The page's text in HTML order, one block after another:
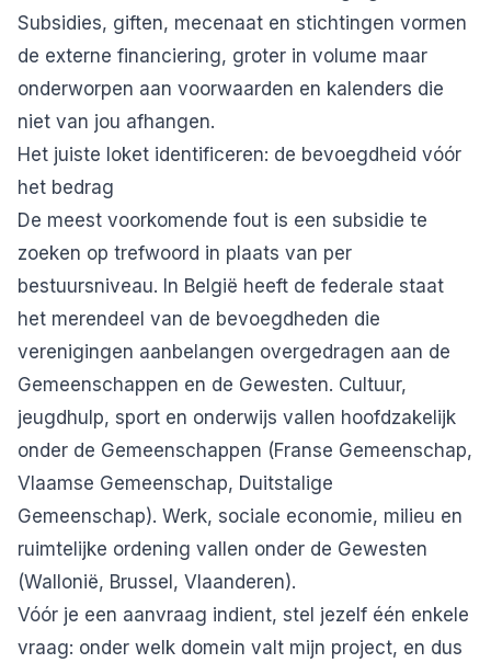
Subsidies, giften, mecenaat en stichtingen vormen
de externe financiering, groter in volume maar
onderworpen aan voorwaarden en kalenders die
niet van jou afhangen.
Het juiste loket identificeren: de bevoegdheid vóór
het bedrag
De meest voorkomende fout is een subsidie te
zoeken op trefwoord in plaats van per
bestuursniveau. In België heeft de federale staat
het merendeel van de bevoegdheden die
verenigingen aanbelangen overgedragen aan de
Gemeenschappen en de Gewesten. Cultuur,
jeugdhulp, sport en onderwijs vallen hoofdzakelijk
onder de Gemeenschappen (Franse Gemeenschap,
Vlaamse Gemeenschap, Duitstalige
Gemeenschap). Werk, sociale economie, milieu en
ruimtelijke ordening vallen onder de Gewesten
(Wallonië, Brussel, Vlaanderen).
Vóór je een aanvraag indient, stel jezelf één enkele
vraag: onder welk domein valt mijn project, en dus